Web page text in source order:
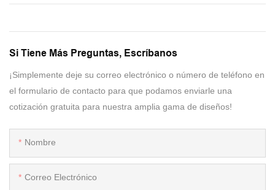
Si Tiene Más Preguntas, Escríbanos
¡Simplemente deje su correo electrónico o número de teléfono en
el formulario de contacto para que podamos enviarle una
cotización gratuita para nuestra amplia gama de diseños!
Nombre
Correo Electrónico